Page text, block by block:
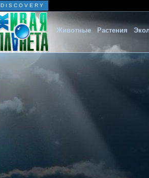
D I S C O V E R Y
Животные Растения